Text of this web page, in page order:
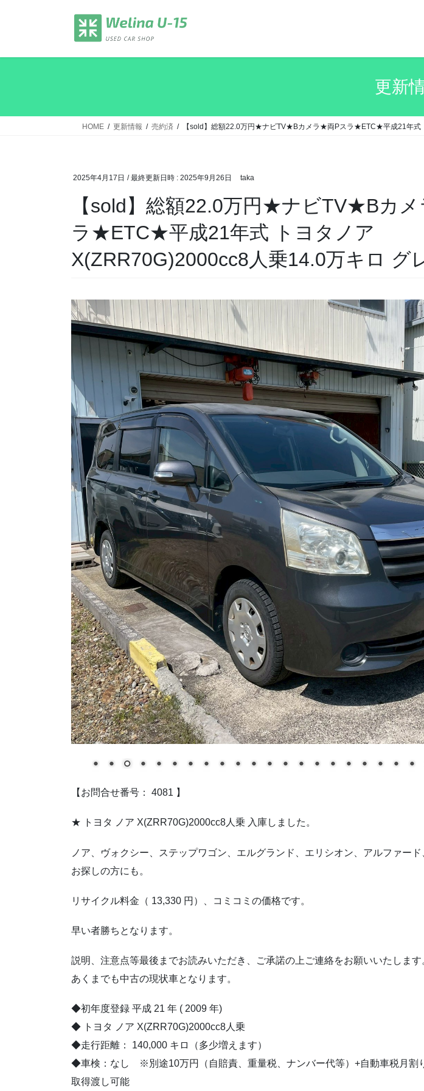
更新
HOME 更新情報 売約済 【sold】総額22.0万円★ナビTV★Bカメラ★両Pスラ★ETC★平成21年式
2025年4月17日 / 最終更新日時 : 2025年9月26日 taka
【sold】総額22.0万円★ナビTV★Bカ
ラ★ETC★平成21年式 トヨタノア
X(ZRR70G)2000cc8人乗14.0万キロ グ
【お問合せ番号： 4081 】
★ トヨタ ノア X(ZRR70G)2000cc8人乗 入庫しました。
ノア、ヴォクシー、ステップワゴン、エルグランド、エリシオン、アルファー
お探しの方にも。
リサイクル料金（ 13,330 円）、コミコミの価格です。
早い者勝ちとなります。
説明、注意点等最後までお読みいただき、ご承諾の上ご連絡をお願いいたします
あくまでも中古の現状車となります。
◆初年度登録 平成 21 年 ( 2009 年)
◆ トヨタ ノア X(ZRR70G)2000cc8人乗
◆走行距離： 140,000 キロ（多少増えます）
◆車検：なし ※別途10万円（自賠責、重量税、ナンバー代等）+自動車税月割
取得渡し可能